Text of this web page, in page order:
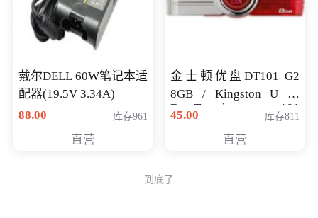
戴尔DELL 60W笔记本适
配器(19.5V 3.34A)
88.00
库存961
直营
金士顿优盘DT101 G2
8GB / Kingston U 盘
DataTraveler 101
Generati
45.00 库存811
直营
到底了